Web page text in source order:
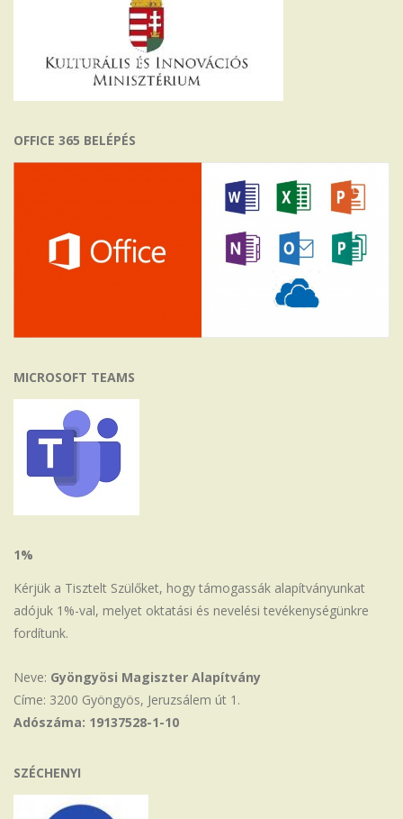
OFFICE 365 BELÉPÉS
MICROSOFT TEAMS
1%
Kérjük a Tisztelt Szülőket, hogy támogassák alapítványunkat
adójuk 1%-val, melyet oktatási és nevelési tevékenységünkre
fordítunk.
Neve: Gyöngyösi Magiszter Alapítvány
Címe: 3200 Gyöngyös, Jeruzsálem út 1.
Adószáma: 19137528-1-10
SZÉCHENYI